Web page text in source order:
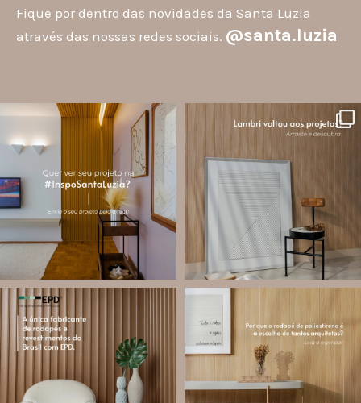
Fique por dentro das novidades da Santa Luzia
através das nossas redes sociais. @santa.luzia
santa.luzia
A #InspoSantaLuzia é um espaço
criado para divulgar projetos que
utilizam produtos Santa Luzia e
valorizar o trabalho de arquitetos,
designers de...
Jul 28
12 0
O lambri é um revestimento versátil
painéis decorativos e diversas
composições para valorizar o
ambiente!
Jul 27
82 8
Você sabe o que é EPD?
A Declaração Ambiental de Produto
(Environmental Product Declaration) é
um documento internacional que
Jul 21
Os rodapés de poliestireno
conquistaram espaço na arquitetura
porque unem estética, praticidade e
desempenho em um único produto.
Diferente